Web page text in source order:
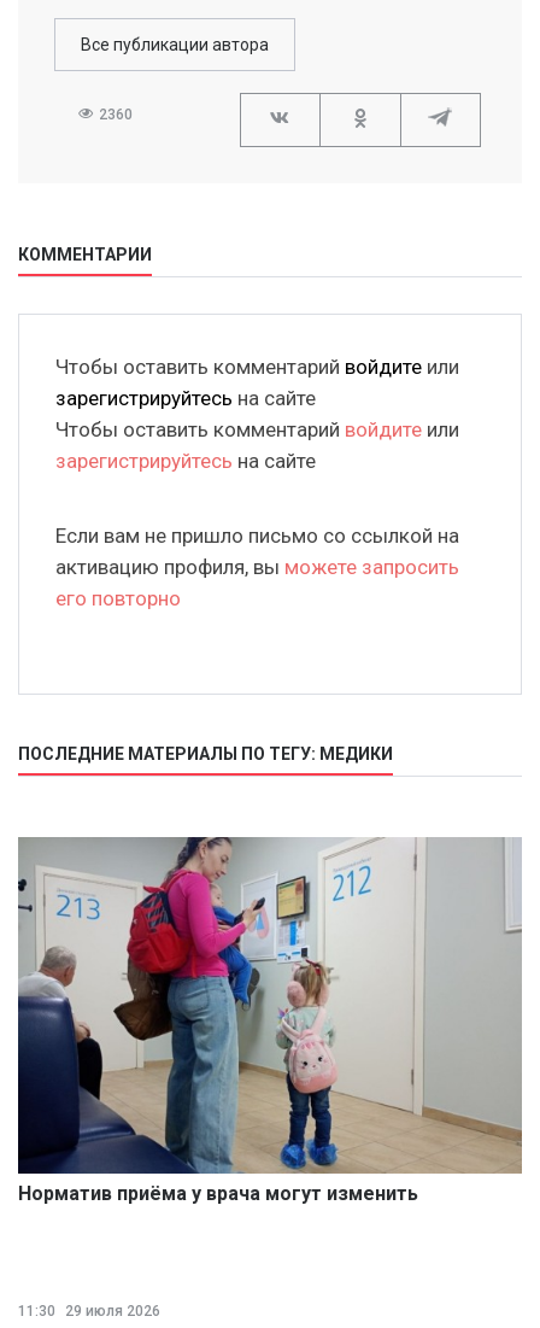
Все публикации автора
2360
КОММЕНТАРИИ
Чтобы оставить комментарий войдите или
зарегистрируйтесь на сайте
Чтобы оставить комментарий войдите или
зарегистрируйтесь на сайте
Если вам не пришло письмо со ссылкой на
активацию профиля, вы можете запросить
его повторно
ПОСЛЕДНИЕ МАТЕРИАЛЫ ПО ТЕГУ: МЕДИКИ
Норматив приёма у врача могут изменить
11:30
29 июля 2026